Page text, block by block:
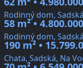
Rodinný dom,
58 m² •
Rodinný dom,
190 m² •
Chata, Sadská, Na